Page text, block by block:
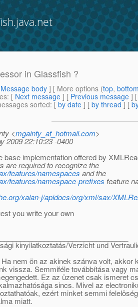
in Glassfish ?
Message body ] [ More options (top,
: [ Next message ] [ Previous message ]
sorted: [ by date ] [ by thread ] [
<mgainty_at_hotmail.com>
2009 22:10:23 -0400
base implementation offered by
are required to recognize the
features/namespaces and the
features/namespace-prefixes feature
xalan-j/apidocs/org/xml/sax/
you write your own
kinyilatkoztatás/Verzicht und
nem ön az akinek szánva volt, akkor
vissza. Semmiféle továbbítása vagy
Ez az üzenet csak ismeret
sincs. Mivel az
ezért minket semmi
miatt.